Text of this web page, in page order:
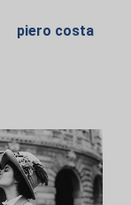
piero costa